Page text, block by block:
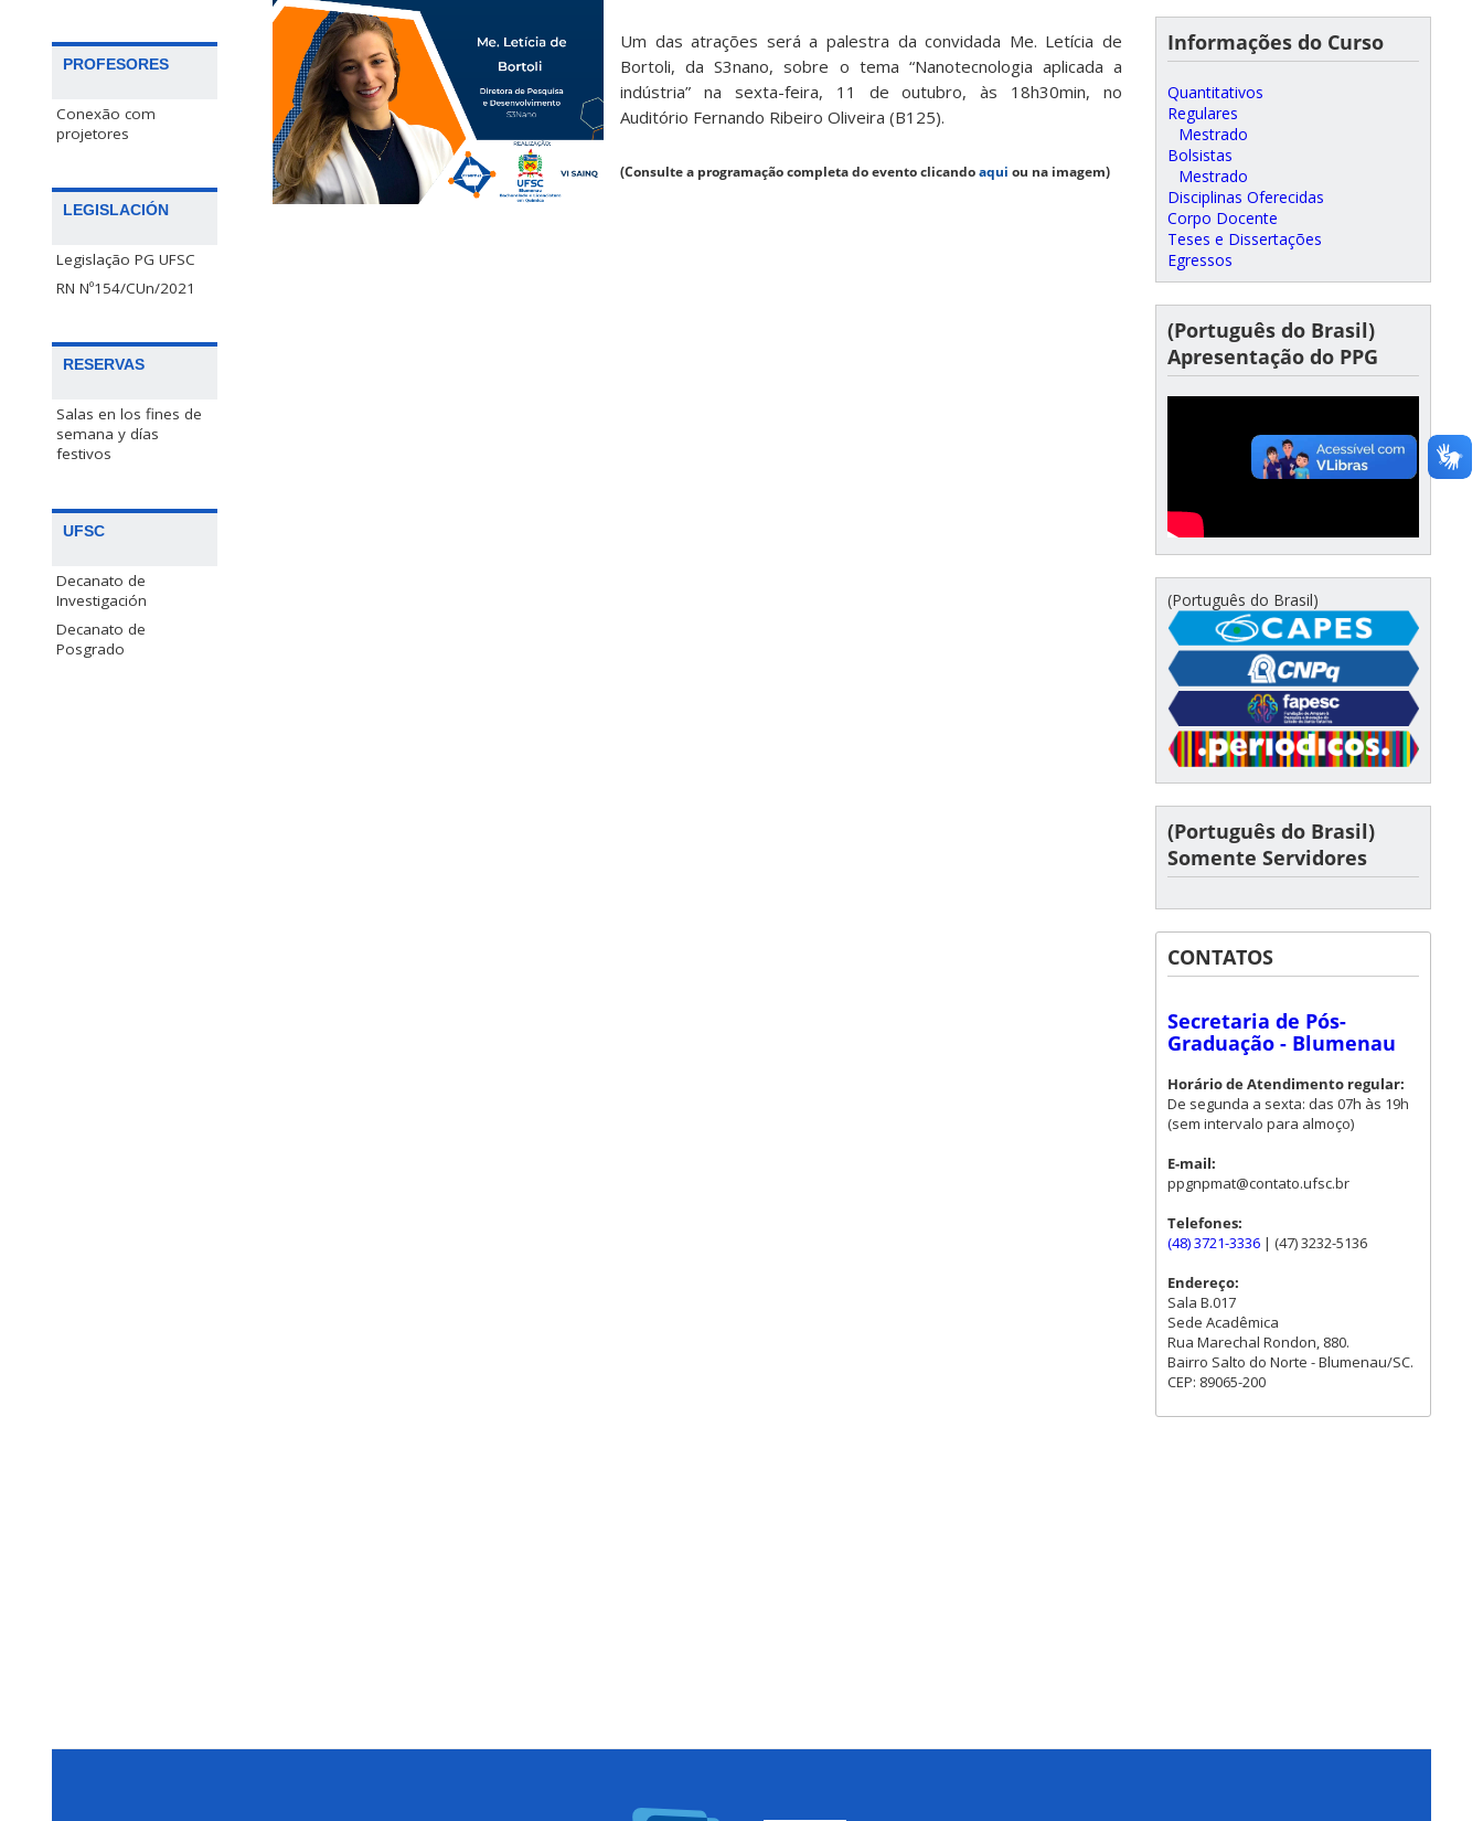
PROFESORES
Conexão com
projetores
LEGISLACIÓN
Legislação PG UFSC
RN Nº154/CUn/2021
RESERVAS
Salas en los fines de
semana y días
festivos
UFSC
Decanato de
Investigación
Decanato de
Posgrado
Um das atrações será a palestra da convidada Me. Letícia de
Bortoli, da S3nano, sobre o tema “Nanotecnologia aplicada a
indústria” na sexta-feira, 11 de outubro, às 18h30min, no
Auditório Fernando Ribeiro Oliveira (B125).
(Consulte a programação completa do evento clicandoaqui ou na imagem)
Informações do Curso
Quantitativos
Regulares
Mestrado
Bolsistas
Mestrado
Disciplinas Oferecidas
Corpo Docente
Teses e Dissertações
Egressos
(Português do Brasil)
Apresentação do PPG
(Português do Brasil)
(Português do Brasil)
Somente Servidores
CONTATOS
Secretaria de Pós-
Graduação - Blumenau
Horário de Atendimento regular:
De segunda a sexta: das 07h às 19h
(sem intervalo para almoço)
E-mail:
ppgnpmat@contato.ufsc.br
Telefones:
(48) 3721-3336 | (47) 3232-5136
Endereço:
Sala B.017
Sede Acadêmica
Rua Marechal Rondon, 880.
Bairro Salto do Norte - Blumenau/SC.
CEP: 89065-200